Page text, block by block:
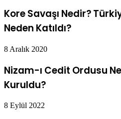
Kore Savaşı Nedir?
Neden Katıldı?
8 Aralık 2020
Nizam-ı Cedit Ordusu
Kuruldu?
8 Eylül 2022